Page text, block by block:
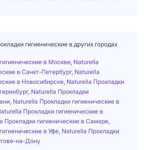
гигиенические в других городах
в Москве Naturella
в Санкт-Петербург, Naturella
в Новосибирске Naturella Прокладки
, Naturella Прокладки
Naturella Прокладки гигиенические в
Прокладки гигиенические в
Прокладки гигиенические в Самаре
в Уфе Naturella Прокладки
на-Дону